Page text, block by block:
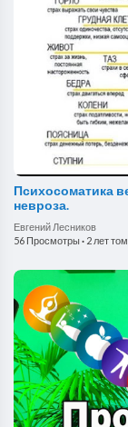
Психосоматика
невроза.
Евгений Лесников
56 Просмотры· 2 лет